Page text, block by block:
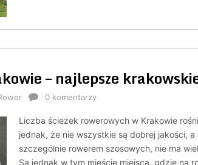
– najlepsze
0 komentarzy
Liczba ścieżek rowerowych w Krakowie
jednak, że nie wszystkie są dobrej jakości, a i
szczególnie rowerem szosowych, nie ma
Są jednak w tym mieście miejsca, gdzie na